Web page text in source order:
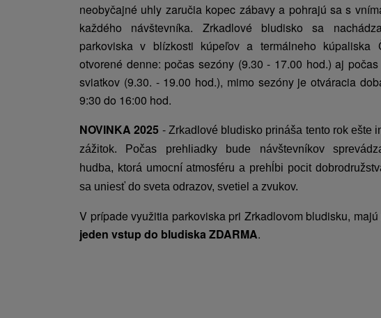
neobyčajné uhly zaručia kopec zábavy a pohrajú sa s
každého návštevníka. Zrkadlové bludisko sa
parkoviska v blízkosti kúpeľov a termálneho kúpaliska
otvorené denne: počas sezóny (9.30 - 17.00 hod.) aj
sviatkov (9.30. - 19.00 hod.), mimo sezóny je otváracia
9:30 do 16:00 hod.
NOVINKA 2025 - Zrkadlové bludisko prináša tento rok ešte
zážitok. Počas prehliadky bude návštevníkov
hudba, ktorá umocní atmosféru a prehĺbi pocit
sa uniesť do sveta odrazov, svetiel a zvukov.
V prípade využitia parkoviska pri Zrkadlovom bludisku,
jeden vstup do bludiska ZDARMA.